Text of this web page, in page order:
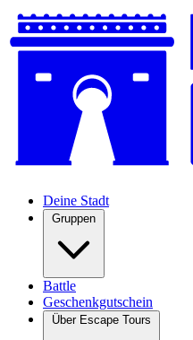
Deine Stadt
Gruppen
Battle
Geschenkgutschein
Über Escape Tours